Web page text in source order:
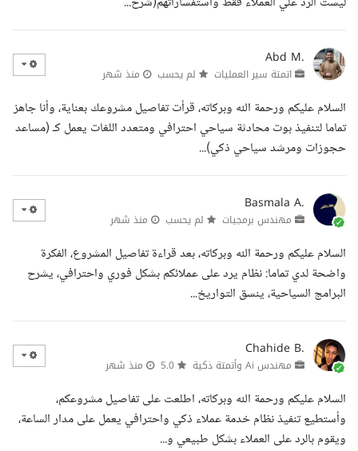
Abd M.
اتمتة سير العمليات لم يحسب منذ شهر
السلام عليكم ورحمة الله وبركاته، قرأت تفاصيل مشروعك بعناية، وأنا جاهز
تماما لتنفيذ بوت محادثة سياحي احترافي ومتعدد اللغات يعمل كـ (مساعد
حجوزات ومرشد سياحي ذكي)...
Basmala A.
مهندس برمجيات لم يحسب منذ شهر
السلام عليكم ورحمة الله وبركاته، بعد قراءة تفاصيل المشروع، الفكرة
واضحة لدي تماما: نظام يرد على عملائكم بشكل فوري واحترافي، يشرح
البرامج السياحية، ينسق التواريخ...
Chahide B.
مهندس Ai وأتمتة ذكية منذ شهر
السلام عليكم ورحمة الله وبركاته، اطلعت على تفاصيل مشروعكم،
وأستطيع تنفيذ نظام خدمة عملاء ذكي واحترافي يعمل على مدار الساعة،
ويقوم بالرد على العملاء بشكل طبيعي و...